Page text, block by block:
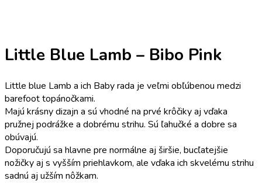
Little Blue Lamb – Bibo Pink
Little blue Lamb a ich Baby rada je veľmi obľúbenou medzi
barefoot topánočkami.
Majú krásny dizajn a sú vhodné na prvé krôčiky aj vďaka
pružnej podrážke a dobrému strihu. Sú ľahučké a dobre sa
obúvajú.
Doporučujú sa hlavne pre normálne aj širšie, bucľatejšie
nožičky aj s vyšším priehlavkom, ale vďaka ich skvelému strihu
sadnú aj užším nôžkam.